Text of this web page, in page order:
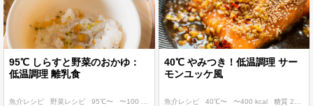
95℃ しらすと野菜のおかゆ：
低温調理 離乳食
魚介レシピ 野菜レシピ 95℃〜 〜100 kcal 〜200 kcal
40℃ やみつき！低温調理 サー
モンユッケ風
魚介レシピ 40℃〜 〜400 kcal 糖質 20g以下